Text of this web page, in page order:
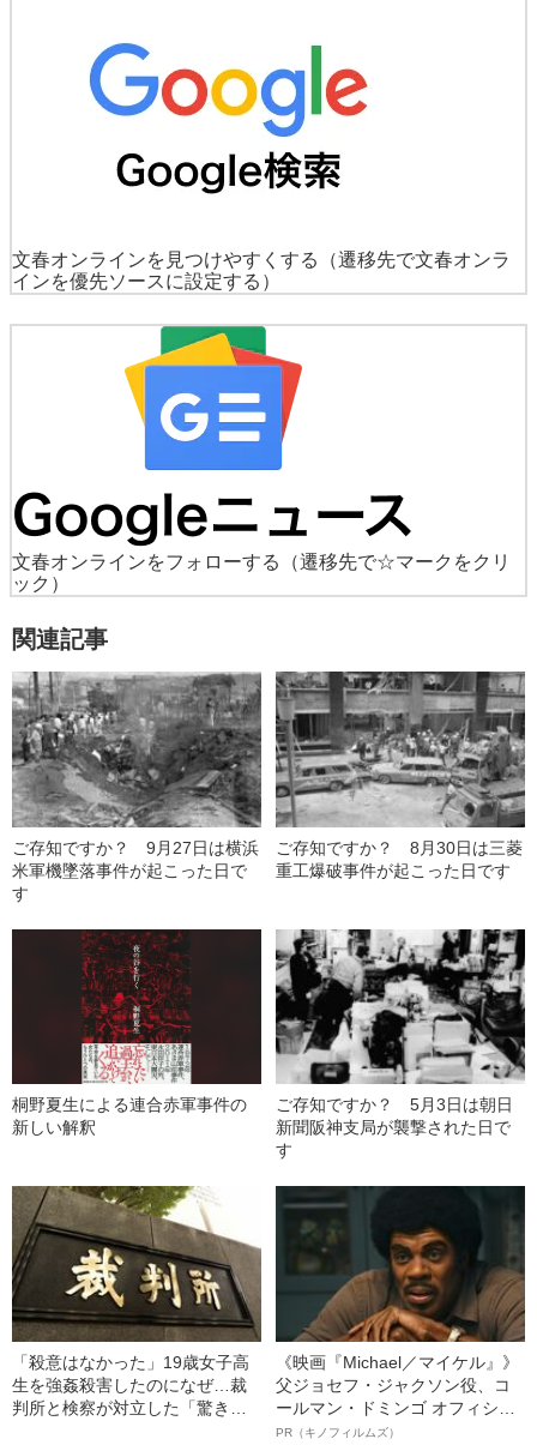
文春オンラインを見つけやすくする
（遷移先で文春オンラ
インを優先ソースに設定する）
文春オンラインをフォローする
（遷移先で☆マークをクリ
ック）
関連記事
ご存知ですか？ 9月27日は横浜
米軍機墜落事件が起こった日で
す
ご存知ですか？ 8月30日は三菱
重工爆破事件が起こった日です
桐野夏生による連合赤軍事件の
新しい解釈
ご存知ですか？ 5月3日は朝日
新聞阪神支局が襲撃された日で
す
「殺意はなかった」19歳女子高
生を強姦殺害したのになぜ…裁
判所と検察が対立した「驚きの
《映画『Michael／マイケル』》
父ジョセフ・ジャクソン役、コ
ールマン・ドミンゴ オフィシャ
ルインタビュー“観客を魅了した
PR（キノフィルムズ）